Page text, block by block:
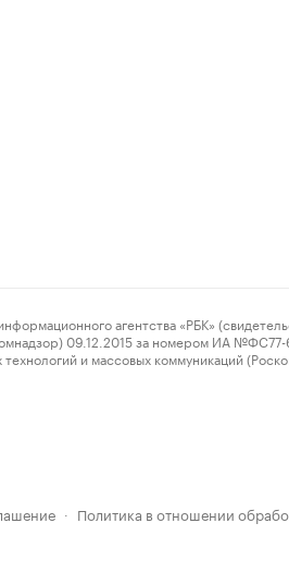
агентства «РБК»
09.12.2015 за номером ИА №ФС77-
и массовых коммуникаций
· Политика в отношении